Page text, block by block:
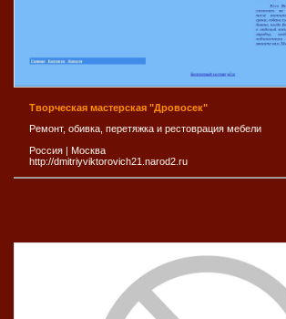
Творческая мастерская "Дровосек"
Ремонт, обивка, перетяжка и рестоврация мебели
Россия
Москва
http://dmitriyviktorovich21.narod2.ru